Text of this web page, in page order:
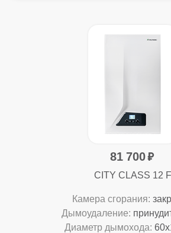
81 700
CITY CLASS 12 F
Камера сгорания:
Дымоудаление:
Диаметр дымохода: